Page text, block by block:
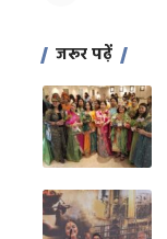
जरूर पढ़ें